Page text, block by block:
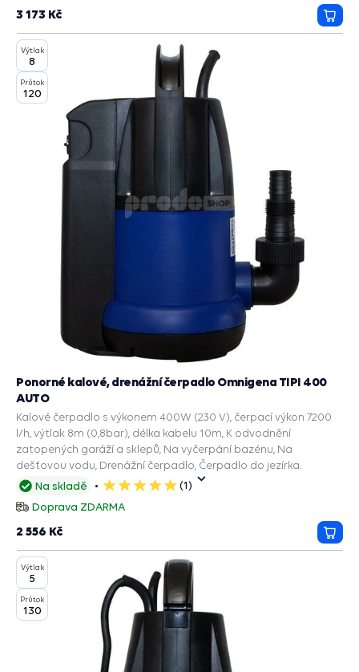
3 173 Kč
do
Výtlak
8
Průtok
120
Na skladě
5
hvězdiček
(1)
Doprava ZDARMA
Ponorné kalové, drenážní čerpadlo Omnigena TIPI 400
AUTO
Kalové čerpadlo s výkonem 400W (230 V), čerpací výkon 7200
l/h, výtlak 8m (0,8bar), délka kabelu 10m, K odvodnění
zatopených garáží a sklepů, Na vyčerpání bazénu, Na
dešťovou vodu, Drenážní čerpadlo, Čerpadlo do jezírka.
2 556 Kč
do
Výtlak
5
Průtok
130